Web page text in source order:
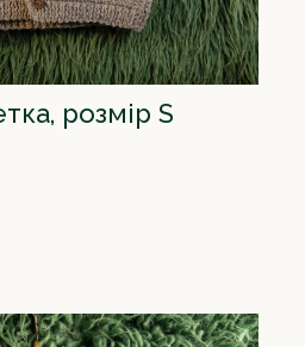
розмір S